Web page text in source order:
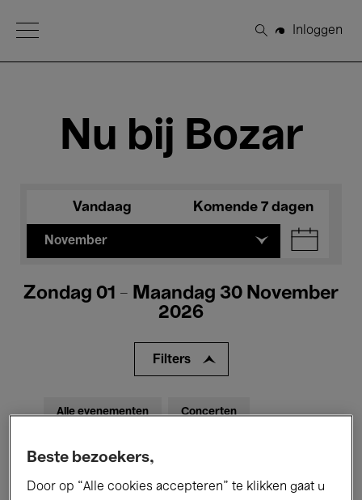
Open Menu
Zoeken
Inloggen
Nu bij Bozar
Vandaag Komende 7 dagen
November
Zondag 01 - Maandag 30 November
2026
Filters
Alle evenementen Concerten
Tentoonstellingen
Performances Lezingen & Debatten
Beste bezoekers,
Door op “Alle cookies accepteren” te klikken gaat u